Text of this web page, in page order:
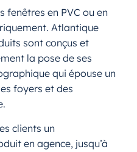
fenêtres en PVC ou en
Atlantique
sont conçus et
la pose de ses
qui épouse un
foyers et des
clients un
en agence, jusqu’à